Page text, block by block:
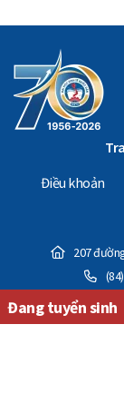
Điều khoản
207
Copyright © 2024 - The
Đang tuyển sinh
≫ Thông